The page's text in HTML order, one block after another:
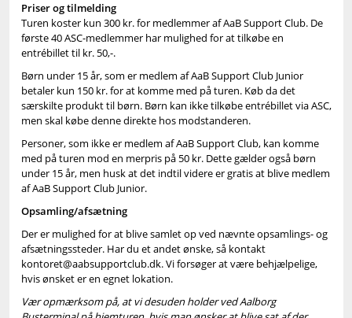
Priser og tilmelding
Turen koster kun 300 kr. for medlemmer af AaB Support Club. De
første 40 ASC-medlemmer har mulighed for at tilkøbe en
entrébillet til kr. 50,-.
Børn under 15 år, som er medlem af AaB Support Club Junior
betaler kun 150 kr. for at komme med på turen. Køb da det
særskilte produkt til børn. Børn kan ikke tilkøbe entrébillet via ASC,
men skal købe denne direkte hos modstanderen.
Personer, som ikke er medlem af AaB Support Club, kan komme
med på turen mod en merpris på 50 kr. Dette gælder også børn
under 15 år, men husk at det indtil videre er gratis at blive medlem
af AaB Support Club Junior.
Opsamling/afsætning
Der er mulighed for at blive samlet op ved nævnte opsamlings- og
afsætningssteder. Har du et andet ønske, så kontakt
kontoret@aabsupportclub.dk. Vi forsøger at være behjælpelige,
hvis ønsket er en egnet lokation.
Vær opmærksom på, at vi desuden holder ved Aalborg